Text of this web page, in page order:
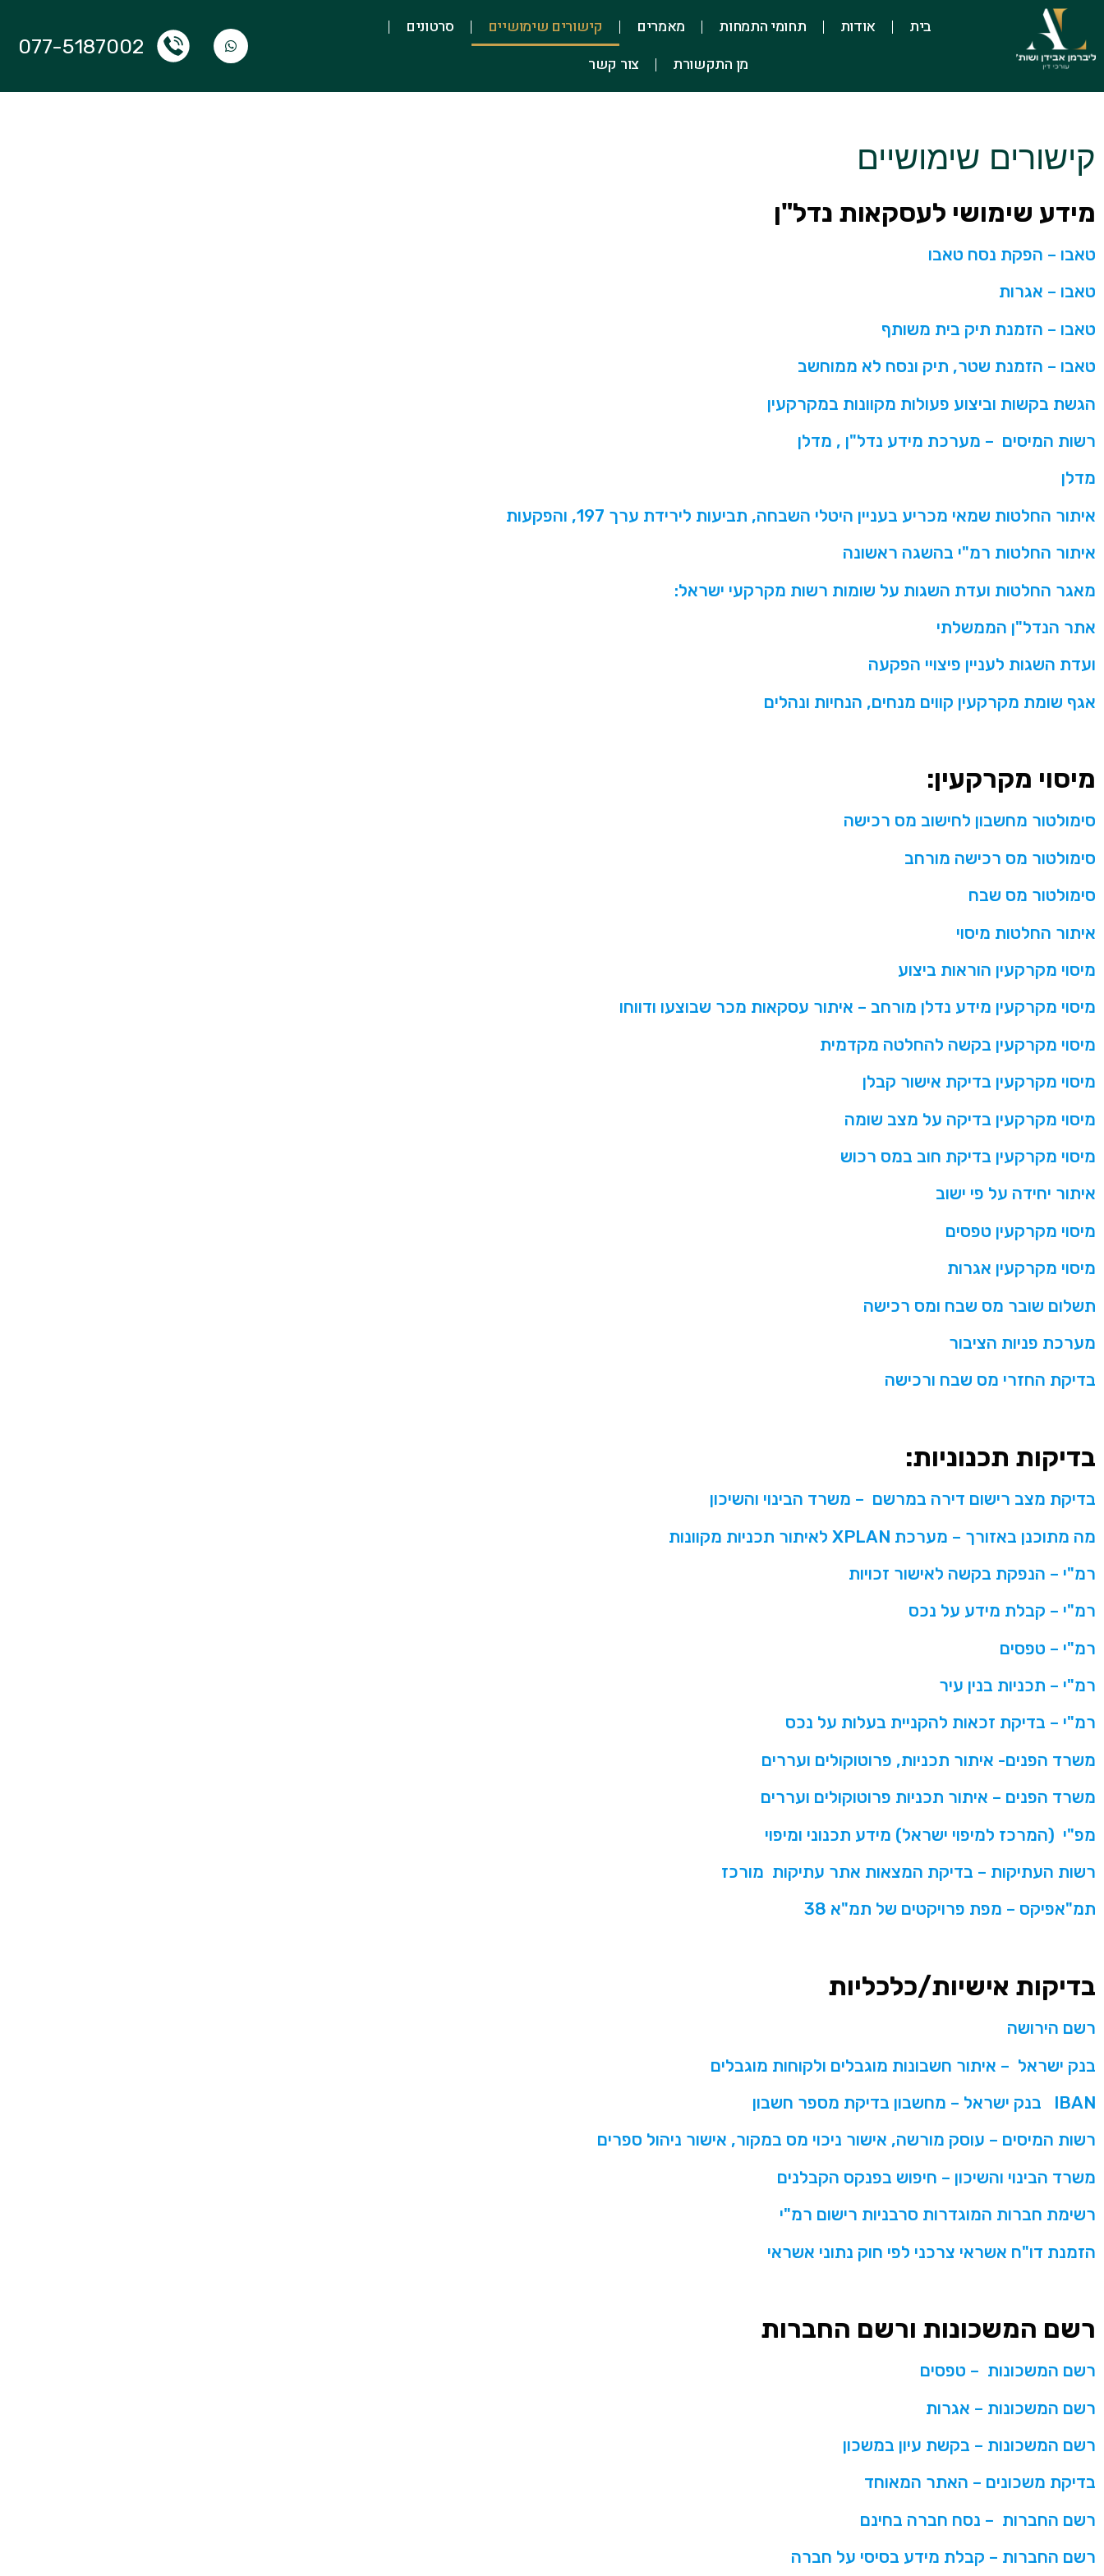
בית אודות תחומי התמחות מאמרים קישורים שימושיים
סרטונים
מן התקשורת
צור קשר
077-5187002
קישורים שימושיים
מידע שימושי לעסקאות נדל"ן
טאבו – הפקת נסח טאבו
טאבו – אגרות
טאבו – הזמנת תיק בית משותף
טאבו – הזמנת שטר, תיק ונסח לא ממוחשב
הגשת בקשות וביצוע פעולות מקוונות במקרקעין
רשות המיסים – מערכת מידע נדל"ן , מדלן
מדלן
איתור החלטות שמאי מכריע בעניין היטלי השבחה, תביעות לירידת ערך 197, והפקעות
איתור החלטות רמ"י בהשגה ראשונה
מאגר החלטות ועדת השגות על שומות רשות מקרקעי ישראל:
אתר הנדל"ן הממשלתי
ועדת השגות לעניין פיצויי הפקעה
אגף שומת מקרקעין קווים מנחים, הנחיות ונהלים
מיסוי מקרקעין:
סימולטור מחשבון לחישוב מס רכישה
סימולטור מס רכישה מורחב
סימולטור מס שבח
איתור החלטות מיסוי
מיסוי מקרקעין הוראות ביצוע
מיסוי מקרקעין מידע נדלן מורחב – איתור עסקאות מכר שבוצעו ודווחו
מיסוי מקרקעין בקשה להחלטה מקדמית
מיסוי מקרקעין בדיקת אישור קבלן
מיסוי מקרקעין בדיקה על מצב שומה
מיסוי מקרקעין בדיקת חוב במס רכוש
איתור יחידה על פי ישוב
מיסוי מקרקעין טפסים
מיסוי מקרקעין אגרות
תשלום שובר מס שבח ומס רכישה
מערכת פניות הציבור
בדיקת החזרי מס שבח ורכישה
בדיקות תכנוניות:
בדיקת מצב רישום דירה במרשם – משרד הבינוי והשיכון
מה מתוכנן באזורך – מערכת XPLAN
לאיתור תכניות מקוונות
רמ"י – הנפקת בקשה לאישור זכויות
רמ"י – קבלת מידע על נכס
רמ"י – טפסים
רמ"י – תכניות בנין עיר
רמ"י – בדיקת זכאות להקניית בעלות על נכס
משרד הפנים- איתור תכניות, פרוטוקולים ועררים
משרד הפנים – איתור תכניות פרוטוקולים ועררים
מפ"י (המרכז למיפוי ישראל) מידע תכנוני ומיפוי
רשות העתיקות – בדיקת המצאות אתר עתיקות מורכז
תמ"אפיקס – מפת פרויקטים של תמ"א 38
בדיקות אישיות/כלכליות
רשם הירושה
בנק ישראל – איתור חשבונות מוגבלים ולקוחות מוגבלים
IBAN
בנק ישראל – מחשבון בדיקת מספר חשבון
רשות המיסים – עוסק מורשה, אישור ניכוי מס במקור, אישור ניהול ספרים
משרד הבינוי והשיכון – חיפוש בפנקס הקבלנים
רשימת חברות המוגדרות סרבניות רישום רמ"י
הזמנת דו"ח אשראי צרכני לפי חוק נתוני אשראי
רשם המשכונות ורשם החברות
רשם המשכונות – טפסים
רשם המשכונות – אגרות
רשם המשכונות – בקשת עיון במשכון
בדיקת משכונים – האתר המאוחד
רשם החברות – נסח חברה בחינם
רשם החברות – קבלת מידע בסיסי על חברה